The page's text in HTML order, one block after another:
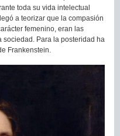
toda su vida intelectual
a teorizar que la compasión
femenino, eran las
Para la posteridad ha
Frankenstein.